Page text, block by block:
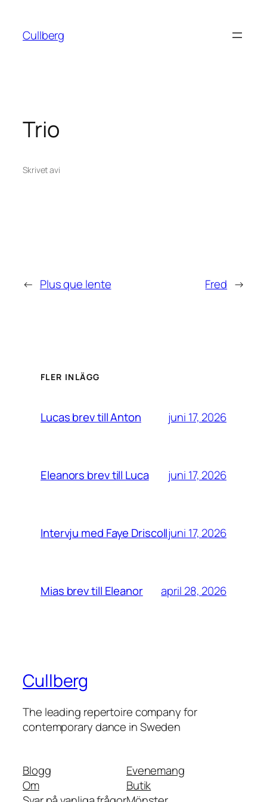
innehåll
Cullberg
Trio
Skrivet avi
← Plus que lente Fred →
FLER INLÄGG
Lucas brev till Anton juni 17, 2026
Eleanors brev till Luca juni 17, 2026
Intervju med Faye Driscolljuni 17, 2026
Mias brev till Eleanor april 28, 2026
Cullberg
The leading repertoire company for
contemporary dance in Sweden
Blogg
Om
Evenemang
Butik